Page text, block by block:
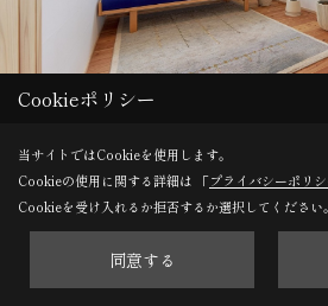
2階の共有スペースにはWegnerのデイ
Cookieポリシー
当サイトではCookieを使用します。
Cookieの使用に関する詳細は 「プライバシーポリ
Cookieを受け入れるか拒否するか選択してください。
同意する